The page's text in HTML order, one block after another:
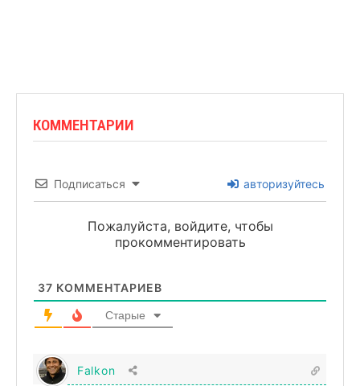
КОММЕНТАРИИ
Подписаться авторизуйтесь
Пожалуйста, войдите, чтобы
прокомментировать
37 КОММЕНТАРИЕВ
Старые
Falkon